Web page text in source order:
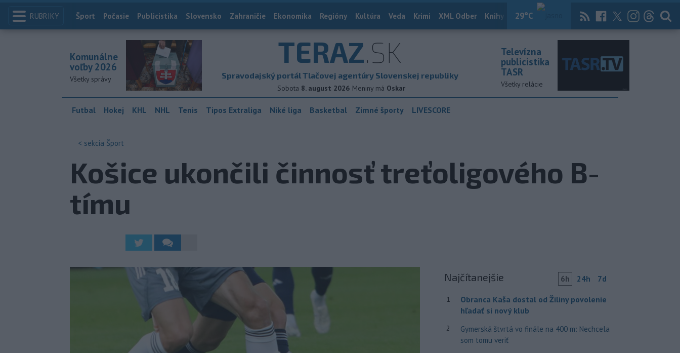
RUBRIKY 29°C
Index
Šport Počasie Publicistika Slovensko Zahraničie Ekonomika Regióny Kultúra Veda Krimi XML Odber Knihy Útulkovo Magazín News Now Archív
TERAZ.SK
Spravodajský portál Tlačovej agentúry Slovenskej republiky
Sobota 8. august 2026 Meniny má Oskar
Komunálne
voľby 2026
Všetky správy
Televízna
publicistika
TASR
Všetky relácie
Futbal Hokej KHL NHL Tenis Tipos Extraliga Niké liga Basketbal Zimné športy LIVESCORE
< sekcia Šport
Košice ukončili činnosť treťoligového B-
tímu
Najčítanejšie 6h 24h 7d
1
Obranca Kaša dostal od Žiliny povolenie
hľadať si nový klub
2
Gymerská štvrtá vo finále na 400 m: Nechcela
som tomu veriť